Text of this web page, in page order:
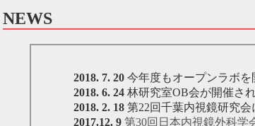
NEWS
2018. 7. 20 今年度もオープンラボ
2018. 6. 24 林研究室OB会が開催さ
2018. 2. 18 第22回千葉内視鏡研究
2017.12. 9 第30回日本内視鏡外科学